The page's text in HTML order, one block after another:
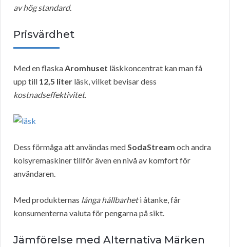
av hög standard.
Prisvärdhet
Med en flaskaAromhuset läskkoncentrat kan man få
upp till 12,5 liter läsk, vilket bevisar dess
kostnadseffektivitet.
Dess förmåga att användas medSodaStream och andra
kolsyremaskiner tillför även en nivå av komfort för
användaren.
Med produkternas långa hållbarheti åtanke, får
konsumenterna valuta för pengarna på sikt.
Jämförelse med Alternativa Märken